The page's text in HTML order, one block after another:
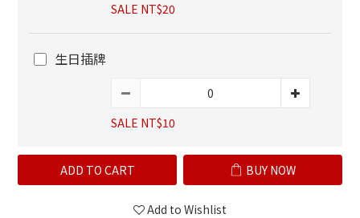
SALE NT$20
生日插牌
SALE NT$10
ADD TO CART BUY NOW
Add to Wishlist